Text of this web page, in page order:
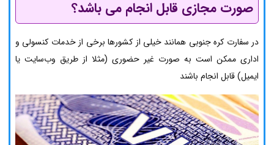
صورت مجازی قابل انجام می باشد؟
در سفارت کره جنوبی همانند خیلی از کشورها برخی از خدمات کنسولی و
اداری ممکن است به صورت غیر حضوری (مثلا از طریق وب‌سایت یا
ایمیل) قابل انجام باشند